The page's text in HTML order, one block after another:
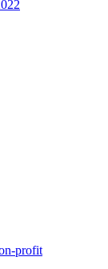
profit